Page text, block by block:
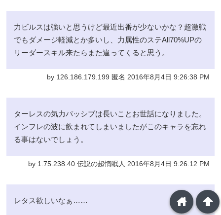
力ビルスは強いと思うけど最近出番が少ないかな？超激戦
でもダメージ軽減とか多いし、力属性のステAll70%UPの
リーダースキル来たらまた違ってくると思う。
by 126.186.179.199 匿名 2016年8月4日 9:26:38 PM
ターレスの気力パッシブは長いことお世話になりました。
インフレの波に飲まれてしまいましたがこのキャラを忘れ
る事はないでしょう。
by 1.75.238.40 伝説の超惰眠人 2016年8月4日 9:26:12 PM
レタス欲しいなぁ…… arrowup
home